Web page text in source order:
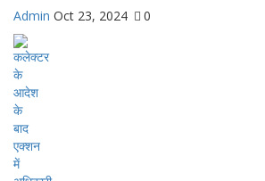
Admin Oct 23, 2024 0